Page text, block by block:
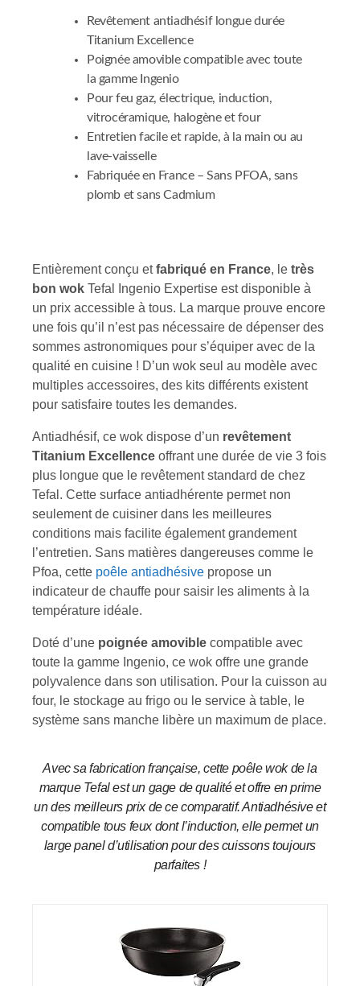
Revêtement antiadhésif longue durée
Titanium Excellence
Poignée amovible compatible avec toute
la gamme Ingenio
Pour feu gaz, électrique, induction,
vitrocéramique, halogène et four
Entretien facile et rapide, à la main ou au
lave-vaisselle
Fabriquée en France – Sans PFOA, sans
plomb et sans Cadmium
Entièrement conçu etfabriqué en France, le très
bon wok Tefal Ingenio Expertise est disponible à
un prix accessible à tous. La marque prouve encore
une fois qu’il n’est pas nécessaire de dépenser des
sommes astronomiques pour s’équiper avec de la
qualité en cuisine ! D’un wok seul au modèle avec
multiples accessoires, des kits différents existent
pour satisfaire toutes les demandes.
Antiadhésif, ce wok dispose d’un revêtement
Titanium Excellence offrant une durée de vie 3 fois
plus longue que le revêtement standard de chez
Tefal. Cette surface antiadhérente permet non
seulement de cuisiner dans les meilleures
conditions mais facilite également grandement
l’entretien. Sans matières dangereuses comme le
Pfoa, cette poêle antiadhésive propose un
indicateur de chauffe pour saisir les aliments à la
température idéale.
Doté d’une poignée amovible compatible avec
toute la gamme Ingenio, ce wok offre une grande
polyvalence dans son utilisation. Pour la cuisson au
four, le stockage au frigo ou le service à table, le
système sans manche libère un maximum de place.
Avec sa fabrication française, cette poêle wok de la
marque Tefal est un gage de qualité et offre en prime
un des meilleurs prix de ce comparatif. Antiadhésive et
compatible tous feux dont l’induction, elle permet un
large panel d’utilisation pour des cuissons toujours
parfaites !